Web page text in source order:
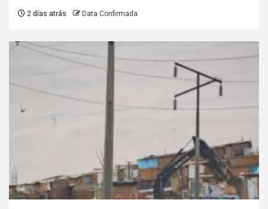
2 días atrás Data Confirmada